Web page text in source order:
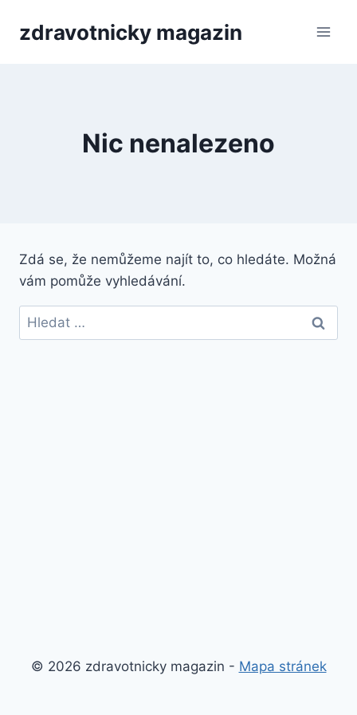
zdravotnicky magazin
Nic nenalezeno
Zdá se, že nemůžeme najít to, co hledáte. Možná
vám pomůže vyhledávání.
Vyhledávání
© 2026 zdravotnicky magazin - Mapa stránek